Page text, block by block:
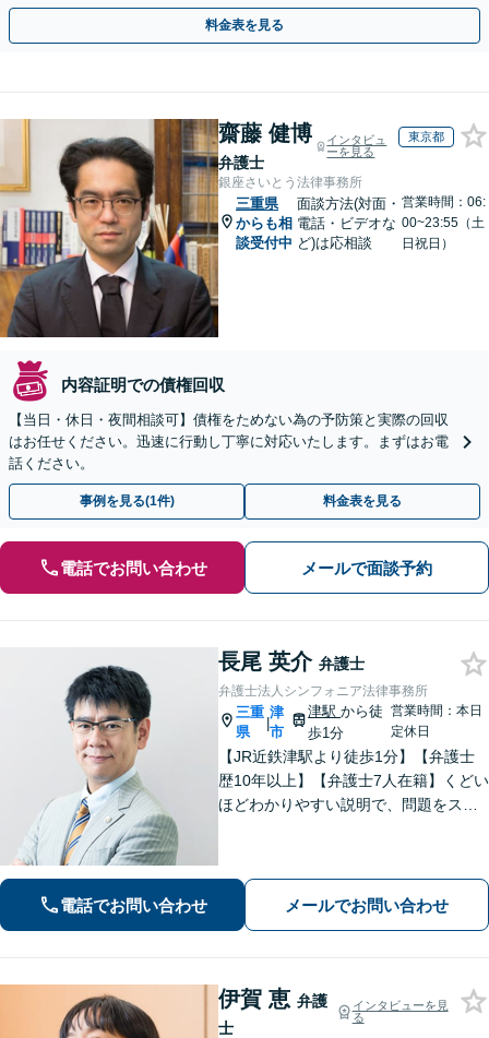
効果的な方法を臨機応変に対応いたします【土日祝対応可】
料金表を見る
齋藤 健博
弁護士
インタビュ
ーを見る
東京都
銀座さいとう法律事務所
三重県
からも相
談受付中
面談方法(対面・
電話・ビデオな
ど)は応相談
営業時間：06:
00~23:55（土
日祝日）
内容証明での債権回収
【当日・休日・夜間相談可】債権をためない為の予防策と実際の回収
はお任せください。迅速に行動し丁寧に対応いたします。まずはお電
話ください。
事例を見る(1件) 料金表を見る
電話でお問い合わせ メールで面談予約
長尾 英介 弁護士
弁護士法人シンフォニア法律事務所
三重
県
|
津
市
津駅から徒
歩1分
営業時間：本日
定休日
【JR近鉄津駅より徒歩1分】【弁護士
歴10年以上】【弁護士7人在籍】くどい
ほどわかりやすい説明で、問題をスム
数【借金・債務整理】自己破産で、借
金を0にできる可能性があります。
電話でお問い合わせ メールでお問い合わせ
伊賀 恵 弁護
士
インタビューを見
る